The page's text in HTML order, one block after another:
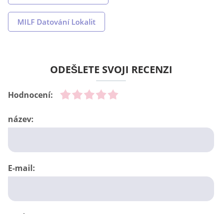
MILF Datování Lokalit
ODEŠLETE SVOJI RECENZI
Hodnocení:
název:
E-mail: